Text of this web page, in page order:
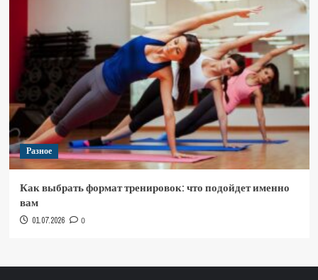
Разное
Как выбрать формат тренировок: что подойдет именно
вам
01.07.2026 0